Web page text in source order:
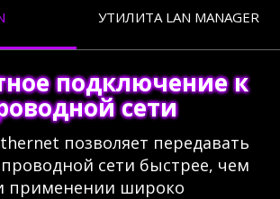
УТИЛИТА LAN MANAGER
подключение к
сети
позволяет передавать
сети быстрее, чем
применении широко